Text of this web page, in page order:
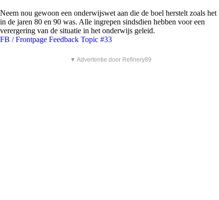
Neem nou gewoon een onderwijswet aan die de boel herstelt zoals het
in de jaren 80 en 90 was. Alle ingrepen sindsdien hebben voor een
verergering van de situatie in het onderwijs geleid.
FB / Frontpage Feedback Topic #33
▼ Advertentie door Refinery89